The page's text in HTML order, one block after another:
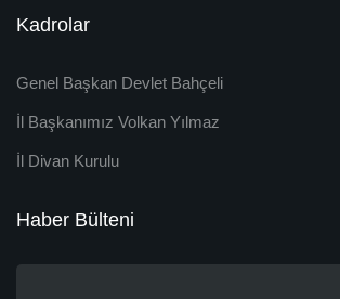
Kadrolar
Genel Başkan Devlet Bahçeli
İl Başkanımız Volkan Yılmaz
İl Divan Kurulu
Haber Bülteni